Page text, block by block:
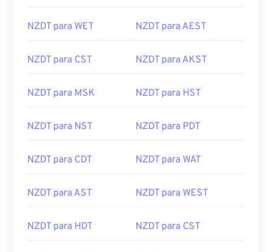
NZDT para WET NZDT para AEST
NZDT para CST NZDT para AKST
NZDT para MSK NZDT para HST
NZDT para NST NZDT para PDT
NZDT para CDT NZDT para WAT
NZDT para AST NZDT para WEST
NZDT para HDT NZDT para CST